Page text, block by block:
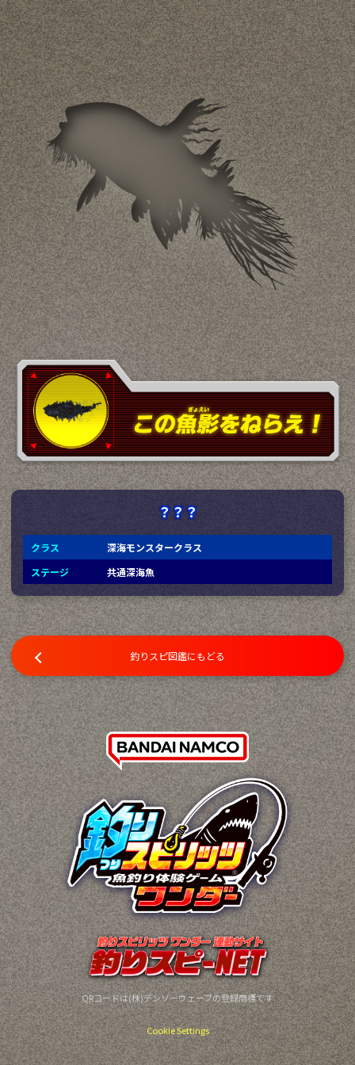
？？？
クラス
深海モンスタークラス
ステージ
共通深海魚
釣りスピ図鑑にもどる
QRコードは(株)デンソーウェーブの登録商標です
Cookie Settings